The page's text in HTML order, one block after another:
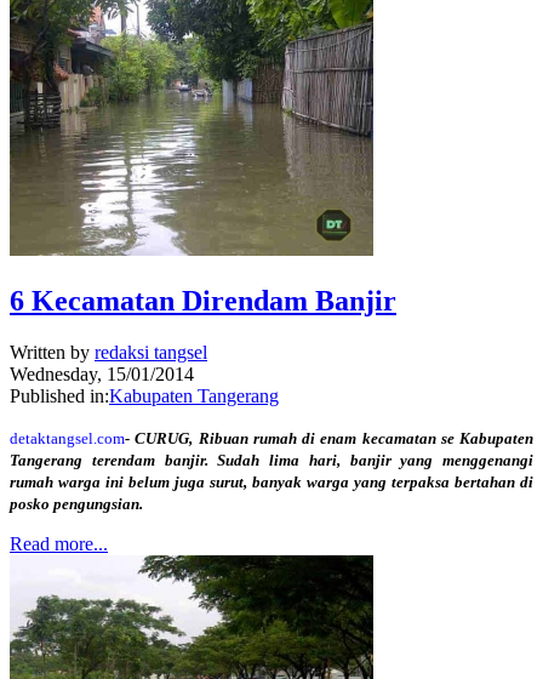
6 Kecamatan Direndam Banjir
Written by redaksi tangsel
Wednesday, 15/01/2014
Published in:Kabupaten Tangerang
detaktangsel.com- CURUG, Ribuan rumah di enam kecamatan se Kabupaten
Tangerang terendam banjir. Sudah lima hari, banjir yang menggenangi
rumah warga ini belum juga surut, banyak warga yang terpaksa bertahan di
posko pengungsian.
Read more...